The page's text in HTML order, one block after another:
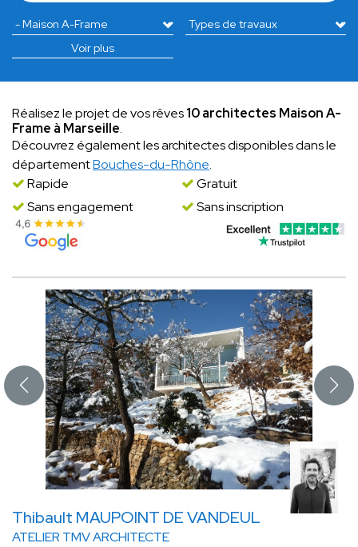
Voir plus
Réalisez le projet de vos rêves10 architectes Maison A-
Frame à Marseille.
Découvrez également les architectes disponibles dans le
départementBouches-du-Rhône.
Rapide
Gratuit
Sans engagement
Sans inscription
Thibault MAUPOINT DE VANDEUL
ATELIER TMV ARCHITECTE